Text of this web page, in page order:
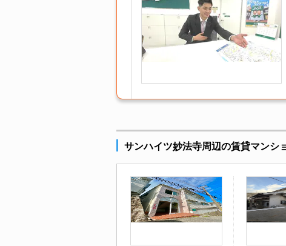
サンハイツ妙法寺周辺の賃貸マンシ